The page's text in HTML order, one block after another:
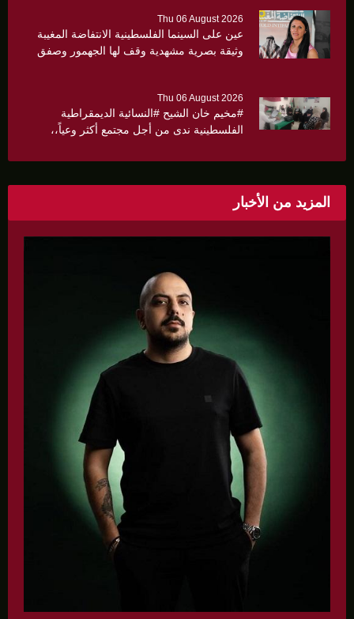
Thu 06 August 2026
عين على السينما الفلسطينية الانتفاضة المغيبة
وثيقة بصرية مشهدية وقف لها الجهمور وصفق
Thu 06 August 2026
#مخيم خان الشيح #النسائية الديمقراطية
الفلسطينية ندى من أجل مجتمع أكثر وعياً،،
بروشورات توعوية على سيدات الحي.
المزيد من الأخبار